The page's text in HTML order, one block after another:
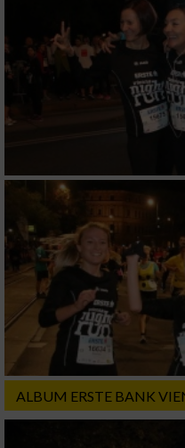
ALBUM ERSTE BANK